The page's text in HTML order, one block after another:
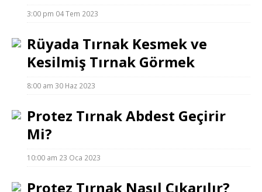
3:00 pm 04 Tem 2023
Rüyada Tırnak Kesmek ve
Kesilmiş Tırnak Görmek
8:00 am 30 Haz 2023
Protez Tırnak Abdest Geçirir
Mi?
10:00 am 23 Oca 2023
Protez Tırnak Nasıl Çıkarılır?